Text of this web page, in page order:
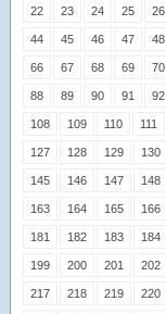
22 23 24 25 26
44 45 46 47 48
66 67 68 69 70
88 89 90 91 92
108 109 110 111
127 128 129 130
145 146 147 148
163 164 165 166
181 182 183 184
199 200 201 202
217 218 219 220